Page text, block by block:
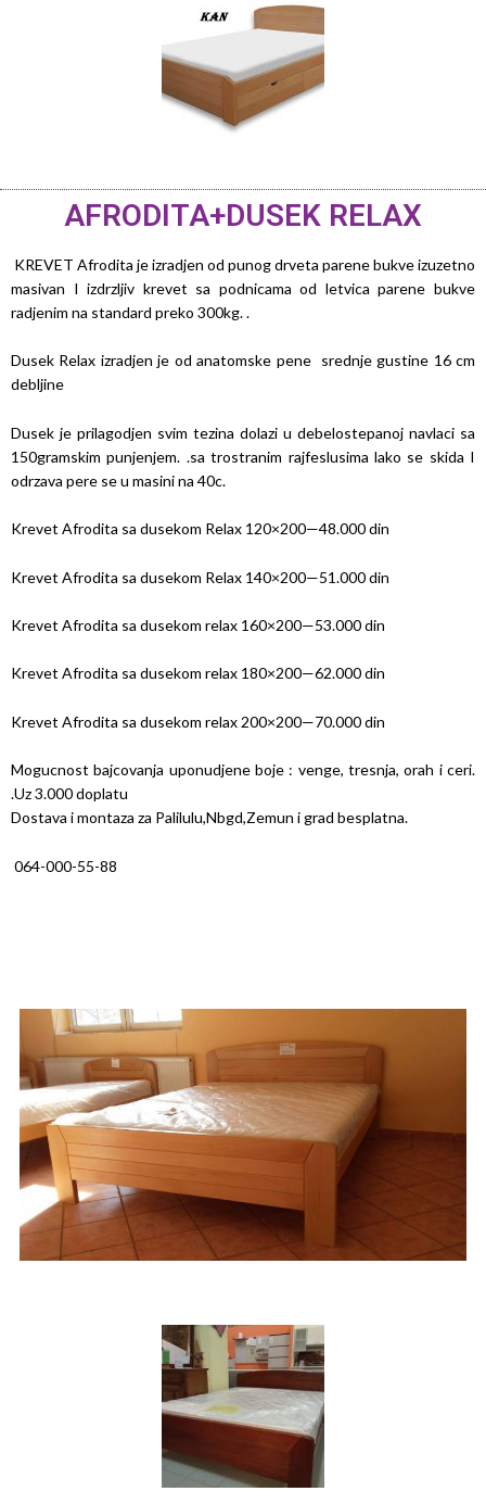
AFRODITA+DUSEK RELAX
KREVET Afrodita je izradjen od punog drveta parene bukve izuzetno
masivan I izdrzljiv krevet sa podnicama od letvica parene bukve
radjenim na standard preko 300kg. .
Dusek Relax izradjen je od anatomske pene srednje gustine 16 cm
debljine
Dusek je prilagodjen svim tezina dolazi u debelostepanoj navlaci sa
150gramskim punjenjem. .sa trostranim rajfeslusima lako se skida I
odrzava pere se u masini na 40c.
Krevet Afrodita sa dusekom Relax 120×200—48.000 din
Krevet Afrodita sa dusekom Relax 140×200—51.000 din
Krevet Afrodita sa dusekom relax 160×200—53.000 din
Krevet Afrodita sa dusekom relax 180×200—62.000 din
Krevet Afrodita sa dusekom relax 200×200—70.000 din
Mogucnost bajcovanja uponudjene boje : venge, tresnja, orah i ceri.
.Uz 3.000 doplatu
Dostava i montaza za Palilulu,Nbgd,Zemun i grad besplatna.
064-000-55-88